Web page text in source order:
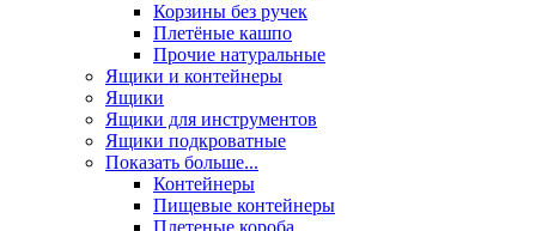
Корзины без ручек
Плетёные кашпо
Прочие натуральные
Ящики и контейнеры
Ящики
Ящики для инструментов
Ящики подкроватные
Показать больше...
Контейнеры
Пищевые контейнеры
Плетеные короба